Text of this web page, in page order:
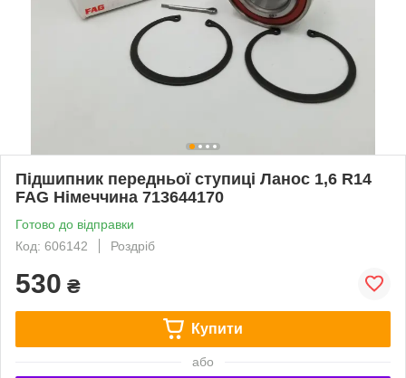
Підшипник передньої ступиці Ланос 1,6 R14
FAG Німеччина 713644170
Готово до відправки
Код: 606142
Роздріб
530 ₴
Купити
або